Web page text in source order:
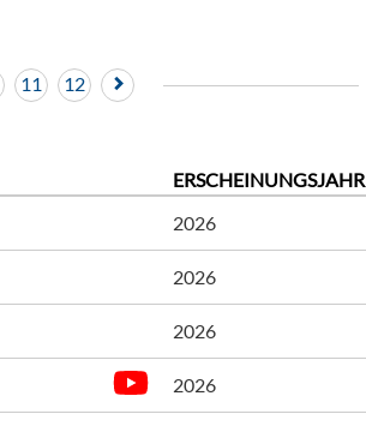
11 12
ERSCHEINUNGSJAHR
2026
2026
2026
2026